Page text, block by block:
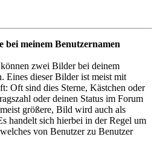
bei meinem Benutzernamen
zwei Bilder bei deinem
Eines dieser Bilder ist meist mit
Oft sind dies Sterne, Kästchen oder
oder deinen Status im Forum
größere, Bild wird auch als
handelt sich hierbei in der Regel um
von Benutzer zu Benutzer